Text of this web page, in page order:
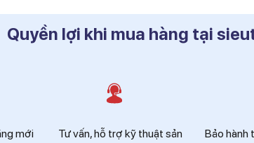
Quyền lợi khi mua hàng tại
mới
Tư vấn, hỗ trợ kỹ thuật sản
Bảo hành